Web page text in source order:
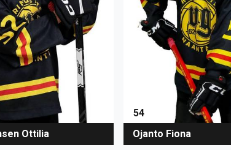
Ottilia
54
Ojanto Fiona